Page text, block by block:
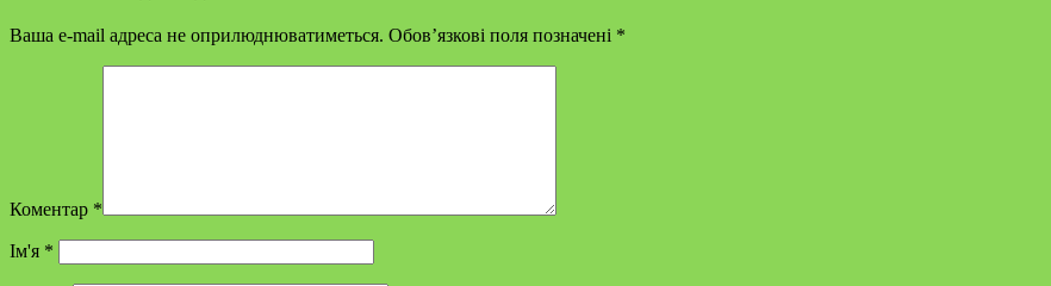
Ваша e-mail адреса не оприлюднюватиметься. Обов’язкові поля позначені *
Коментар *
Ім'я *